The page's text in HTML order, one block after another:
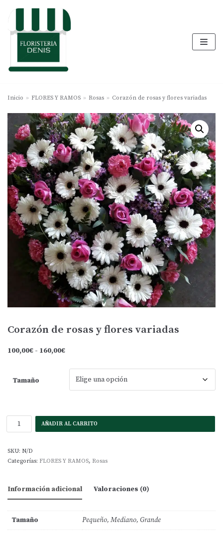
Saltar
contenido
Inicio » FLORES Y RAMOS » Rosas » Corazón de rosas y flores variadas
Corazón de rosas y flores variadas
100,00€ - 160,00€
Tamaño
AÑADIR AL CARRITO
SKU: N/D
Categorías: FLORES Y RAMOS, Rosas
Información adicional Valoraciones (0)
Tamaño Pequeño, Mediano, Grande